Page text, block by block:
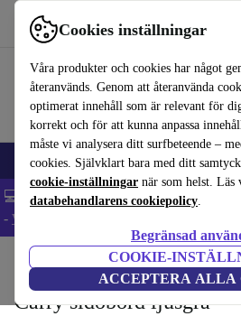
Cookies inställningar
Våra produkter och cookies har något
återanvänds. Genom att återanvända
optimerat innehåll som är relevant för
korrekt och för att kunna anpassa
måste vi analysera ditt surfbeteende –
cookies. Självklart bara med ditt
cookie-inställningar när som helst. Läs
databehandlarens cookiepolicy.
Begränsad
COOKIE-
ACCEPTERA ALLA
Använd refurbed snabbt och enkelt
🎒 Back to school Mobiltelefoner
💻 Extra 5% rabatt på alla MacBooks
- Villkor
Hushåll Möbler
Carry sidobord ljusgrå